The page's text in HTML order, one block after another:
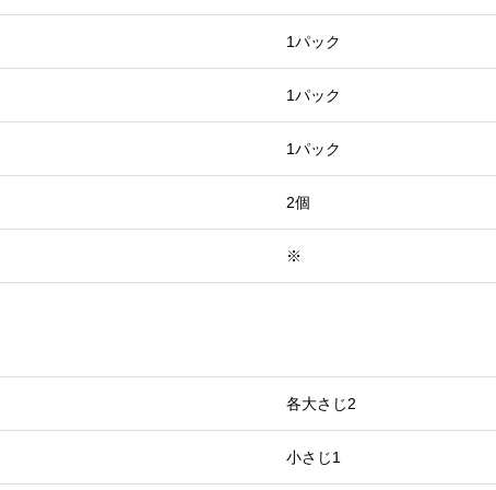
1パック
1パック
1パック
2個
※
各大さじ2
小さじ1